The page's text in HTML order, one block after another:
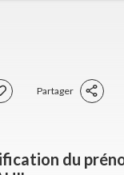
Partager
du